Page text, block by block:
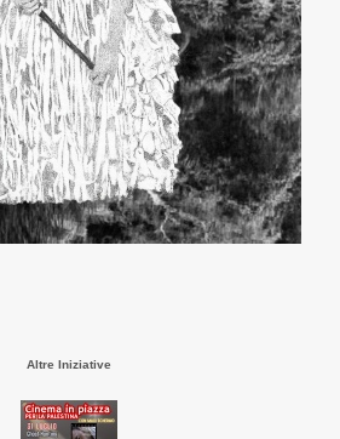
Altre Iniziative